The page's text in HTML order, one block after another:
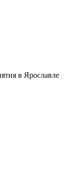
в Ярославле